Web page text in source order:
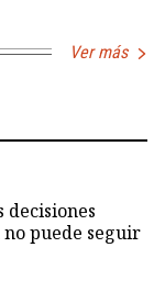
Ver más
decisiones
puede seguir